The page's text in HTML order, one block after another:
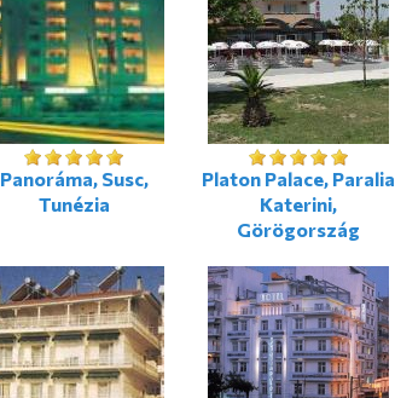
Panoráma, Susc,
Tunézia
Platon Palace, Paralia
Katerini,
Görögország